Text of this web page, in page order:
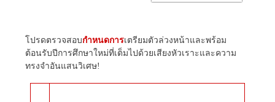
โปรดตรวจสอบกำหนดการเตรียมตัวล่วงหน้าและพร้อม
ต้อนรับปีการศึกษาใหม่ที่เต็มไปด้วยเสียงหัวเราะและความ
ทรงจำอันแสนวิเศษ!